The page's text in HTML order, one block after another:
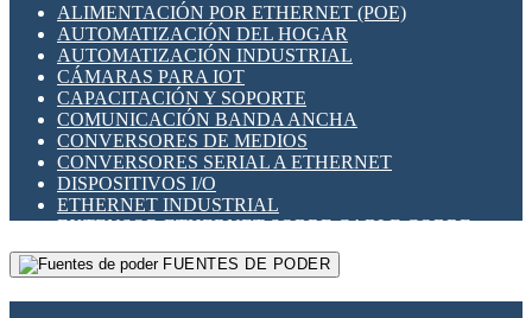
SENSORES INDUCTIVOS
TEMPORIZADORES
VARIACS
VARIADORES DE FRECUENCIA [VDF]
SECCIONADORES - INTERRUPTORES
MAQUINARIA
HERRAMIENTAS VARIAS
ILUMINACIÓN LED
INTERRUPTORES REED
INTERFACES DE RELÉ
OTROS RELÉS
PROTECCIÓN TÉRMICA
RELÉS AUTOMOTRICES
RELÉS DE SEÑAL
RELÉS DE ESTADO SÓLIDO SSR
RELÉS INDUSTRIALES
RELÉS MINIATURA DE POTENCIA
SENSORES MAGNÉTICOS
ALIMENTACIÓN POR ETHERNET (POE)
AUTOMATIZACIÓN DEL HOGAR
AUTOMATIZACIÓN INDUSTRIAL
CÁMARAS PARA IOT
CAPACITACIÓN Y SOPORTE
COMUNICACIÓN BANDA ANCHA
CONVERSORES DE MEDIOS
CONVERSORES SERIAL A ETHERNET
DISPOSITIVOS I/O
ETHERNET INDUSTRIAL
EXTENSOR ETHERNET SOBRE CABLE COBRE
GATEWAY LORAWAN
GESTIÓN DE REDESFUENTES DE PODER